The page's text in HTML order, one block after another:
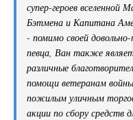
супер-героев вселенной
Бэтмена и Капитана
- помимо своей
певца, Ван также
различные
помощи ветеранам
пожилым уличным
акции по сбору